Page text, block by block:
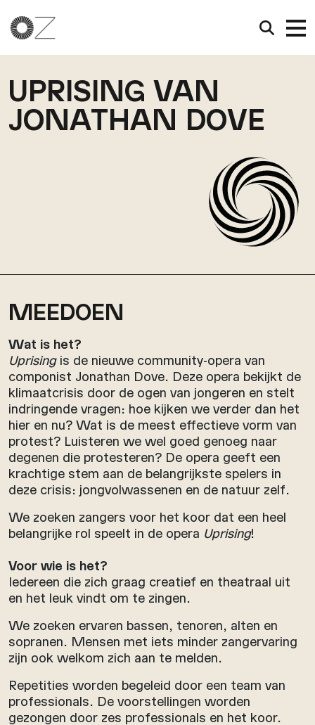
UPRISING VAN
JONATHAN DOVE
MEEDOEN
Wat is het?
Uprisingis de nieuwe community-opera van
componist Jonathan Dove. Deze opera bekijkt de
klimaatcrisis door de ogen van jongeren en stelt
indringende vragen: hoe kijken we verder dan het
hier en nu? Wat is de meest effectieve vorm van
protest? Luisteren we wel goed genoeg naar
degenen die protesteren? De opera geeft een
krachtige stem aan de belangrijkste spelers in
deze crisis: jongvolwassenen en de natuur zelf.
We zoeken zangers voor het koor dat een heel
belangrijke rol speelt in de opera Uprising!
Voor wie is het?
Iedereen die zich graag creatief en theatraal uit
en het leuk vindt om te zingen.
We zoeken ervaren bassen, tenoren, alten en
sopranen. Mensen met iets minder zangervaring
zijn ook welkom zich aan te melden.
Repetities worden begeleid door een team van
professionals. De voorstellingen worden
gezongen door zes professionals en het koor.